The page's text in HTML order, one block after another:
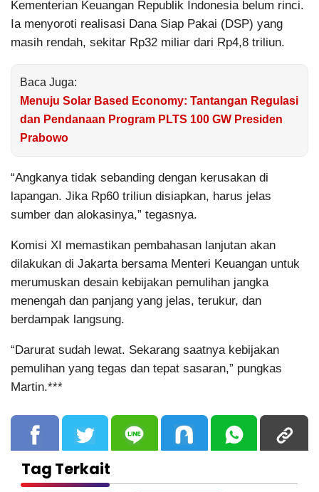
Kementerian Keuangan Republik Indonesia belum rinci.
Ia menyoroti realisasi Dana Siap Pakai (DSP) yang
masih rendah, sekitar Rp32 miliar dari Rp4,8 triliun.
Baca Juga:
Menuju Solar Based Economy: Tantangan Regulasi
dan Pendanaan Program PLTS 100 GW Presiden
Prabowo
“Angkanya tidak sebanding dengan kerusakan di
lapangan. Jika Rp60 triliun disiapkan, harus jelas
sumber dan alokasinya,” tegasnya.
Komisi XI memastikan pembahasan lanjutan akan
dilakukan di Jakarta bersama Menteri Keuangan untuk
merumuskan desain kebijakan pemulihan jangka
menengah dan panjang yang jelas, terukur, dan
berdampak langsung.
“Darurat sudah lewat. Sekarang saatnya kebijakan
pemulihan yang tegas dan tepat sasaran,” pungkas
Martin.***
Tag Terkait